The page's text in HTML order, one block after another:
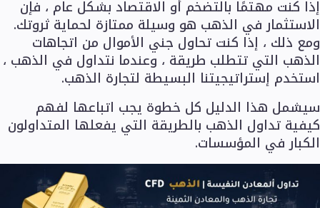
الأدوات والتعليم
الأدوات
FXblue
خادم افتراضي خاص VPS
شروط الهامش
إذا كنت مهتمًا بالتضخم أو الاقتصاد بشكل عام ، فإن
الاستثمار في الذهب هو وسيلة ممتازة لحماية ثروتك.
ومع ذلك ، إذا كنت تحاول جني الأموال من اتجاهات
الذهب التي تتطلب طريقة ، وعندما نتداول في الذهب ،
استخدم إستراتيجيتنا البسيطة لتجارة الذهب.
سيشمل هذا الدليل كل خطوة يجب اتباعها لفهم
كيفية تداول الذهب بالطريقة التي يفعلها المتداولون
الكبار في المؤسسات.